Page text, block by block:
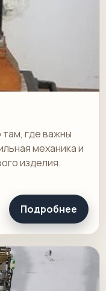
где важны
механика и
изделия.
Подробнее